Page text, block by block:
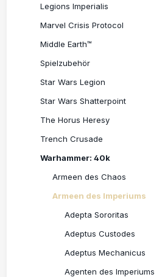
Legions Imperialis
Marvel Crisis Protocol
Middle Earth™
Spielzubehör
Star Wars Legion
Star Wars Shatterpoint
The Horus Heresy
Trench Crusade
Warhammer: 40k
Armeen des Chaos
Armeen des Imperiums
Adepta Sororitas
Adeptus Custodes
Adeptus Mechanicus
Agenten des Imperiums